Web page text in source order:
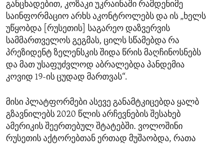
განცხადებით, კოზაკი უკრაინაში რამდენიმე
საინფორმაციო არხს აკონტროლებს და ის „ხელს
უწყობდა [რუსეთის] საგარეო დაზვერვის
სამმართველოს გეგმას, ცილს სწამებდა რა
პრეზიდენტ ზელენსკის შიდა წრის მაღჩინოსნებს
და მათ უსაფუძვლოდ აბრალებდა პანდემია
კოვიდ 19-ის ცუდად მართვას“.
მისი პლატფორმები ასევე განამტკიცებდა ყალბ
გზავნილებს 2020 წლის არჩევნების შესახებ
ამერიკის შეერთებულ შტატებში. ვოლოშინი
რუსეთის აქტორებთან ერთად მუშაობდა, რათა